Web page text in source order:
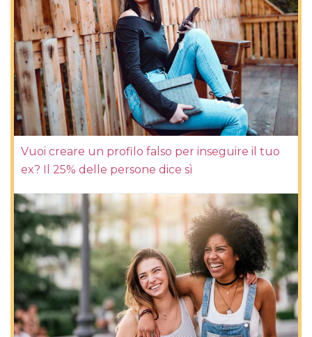
Vuoi creare un profilo falso per inseguire il tuo
ex? Il 25% delle persone dice sì